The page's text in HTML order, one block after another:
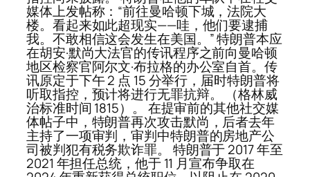
媒体上发帖称：“前往曼哈顿下城，法院大
楼。看起来如此超现实——哇，他们要逮捕
我。不敢相信这会发生在美国。” 特朗普本应
在胡安·默尚大法官的传讯程序之前向曼哈顿
地区检察官阿尔文·布拉格的办公室自首。传
讯原定于下午 2 点 15 分举行，届时特朗普将
听取指控，预计将进行无罪抗辩。 （格林威
治标准时间 1815）。 在提审前的其他社交媒
体帖子中，特朗普再次攻击默尚，后者去年
主持了一项审判，审判中特朗普的房地产公
司被判犯有税务欺诈罪。 特朗普于 2017 年至
2021 年担任总统，他于 11 月宣布争取在